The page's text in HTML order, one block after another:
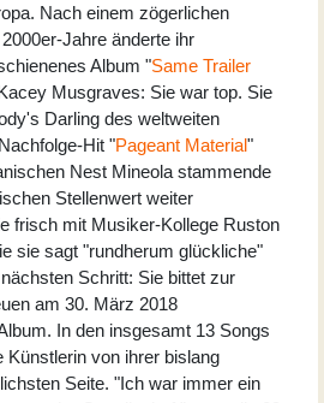
Nach einem zögerlichen
Jahre änderte ihr
Album "Same Trailer
Musgraves: Sie war top. Sie
Darling des weltweiten
Hit "Pageant Material"
Nest Mineola stammende
Stellenwert weiter
frisch mit Musiker-Kollege Ruston
sie sagt "rundherum glückliche"
Schritt: Sie bittet zur
am 30. März 2018
In den insgesamt 13 Songs
von ihrer bislang
Seite. "Ich war immer ein